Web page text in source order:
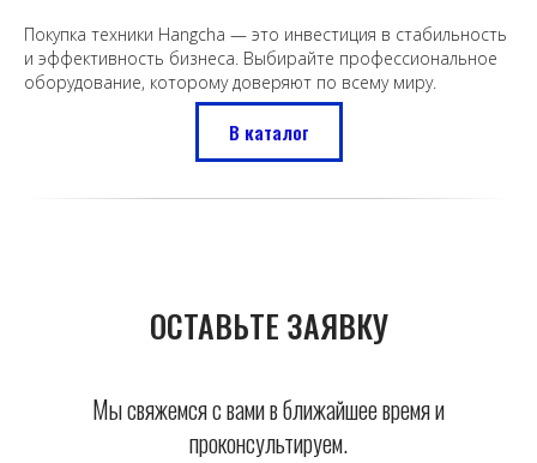
Покупка техники Hangcha — это инвестиция в стабильность
и эффективность бизнеса. Выбирайте профессиональное
оборудование, которому доверяют по всему миру.
В каталог
ОСТАВЬТЕ ЗАЯВКУ
Мы свяжемся с вами в ближайшее время и
проконсультируем.